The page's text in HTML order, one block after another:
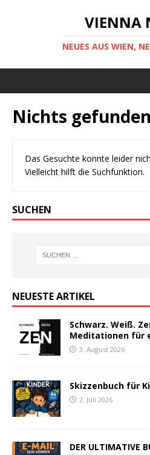
VIENNA
NEUES AUS WIEN,
Nichts gefunden
Das Gesuchte konnte leider
Vielleicht hilft die Suchfunktion.
SUCHEN
NEUESTE ARTIKEL
Schwarz. Weiß.
Meditationen für
3. August 2026
Skizzenbuch für
2. Juli 2026
DER ULTIMATIVE